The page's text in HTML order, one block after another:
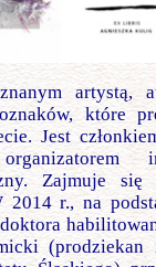
artystą,
które
Jest
Zajmuje się
r., na